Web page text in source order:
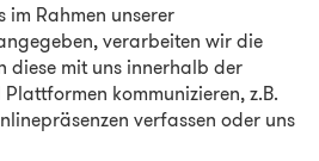
im Rahmen unserer
verarbeiten wir die
diese mit uns innerhalb der
kommunizieren, z.B.
verfassen oder uns